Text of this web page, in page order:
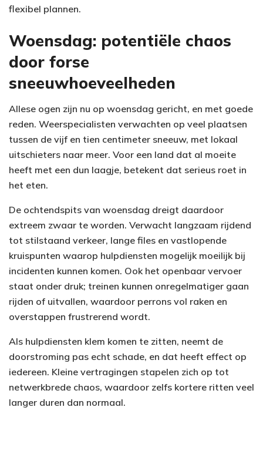
flexibel plannen.
Woensdag: potentiële chaos
door forse
sneeuwhoeveelheden
Allese ogen zijn nu op woensdag gericht, en met goede
reden. Weerspecialisten verwachten op veel plaatsen
tussen de vijf en tien centimeter sneeuw, met lokaal
uitschieters naar meer. Voor een land dat al moeite
heeft met een dun laagje, betekent dat serieus roet in
het eten.
De ochtendspits van woensdag dreigt daardoor
extreem zwaar te worden. Verwacht langzaam rijdend
tot stilstaand verkeer, lange files en vastlopende
kruispunten waarop hulpdiensten mogelijk moeilijk bij
incidenten kunnen komen. Ook het openbaar vervoer
staat onder druk; treinen kunnen onregelmatiger gaan
rijden of uitvallen, waardoor perrons vol raken en
overstappen frustrerend wordt.
Als hulpdiensten klem komen te zitten, neemt de
doorstroming pas echt schade, en dat heeft effect op
iedereen. Kleine vertragingen stapelen zich op tot
netwerkbrede chaos, waardoor zelfs kortere ritten veel
langer duren dan normaal.